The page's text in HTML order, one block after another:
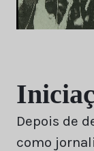
Depois de
como